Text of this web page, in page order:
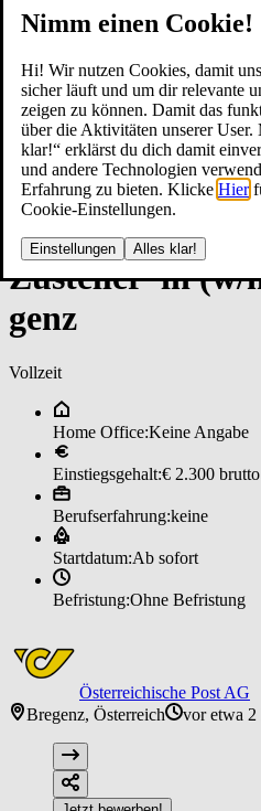
Nimm einen Cookie!
Hi! Wir nutzen Cookies, damit
sicher läuft und um dir relevante
zeigen zu können. Damit das
über die Aktivitäten unserer
klar!“ erklärst du dich damit
und andere Technologien
Erfahrung zu bieten. Klicke Hier
Cookie-Einstellungen.
Einstellungen Alles klar!
Zu­stel­ler*in (w/
genz
Vollzeit
Home Office:Keine Angabe
Einstiegsgehalt:€ 2.300
Berufserfahrung:keine
Startdatum:Ab sofort
Befristung:Ohne Befristung
Österreichische Post AG
Bregenz, Österreich
vor etwa 2